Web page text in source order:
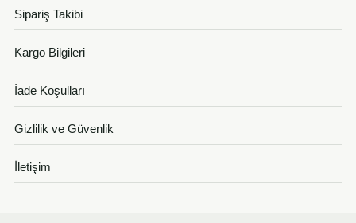
Sipariş Takibi
Kargo Bilgileri
İade Koşulları
Gizlilik ve Güvenlik
İletişim